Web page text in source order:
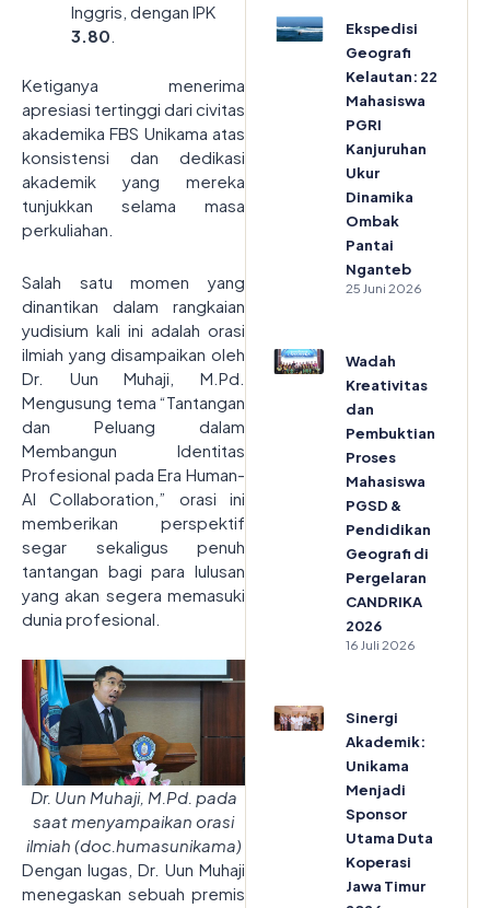
Inggris, dengan IPK
3.80
Ketiganya menerima
apresiasi tertinggi dari civitas
akademika FBS Unikama atas
konsistensi dan dedikasi
akademik yang mereka
tunjukkan selama masa
perkuliahan.
Salah satu momen yang
dinantikan dalam rangkaian
yudisium kali ini adalah orasi
ilmiah yang disampaikan oleh
Dr. Uun Muhaji, M.Pd.
Mengusung tema “Tantangan
dan Peluang dalam
Membangun Identitas
Profesional pada Era Human-
AI Collaboration,” orasi ini
memberikan perspektif
segar sekaligus penuh
tantangan bagi para lulusan
yang akan segera memasuki
dunia profesional.
Dr. Uun Muhaji, M.Pd. pada
saat menyampaikan orasi
ilmiah (doc.humasunikama)
Dengan lugas, Dr. Uun Muhaji
menegaskan sebuah premis
Ekspedisi
Geografi
Kelautan: 22
Mahasiswa
PGRI
Kanjuruhan
Ukur
Dinamika
Ombak
Pantai
Nganteb
25 Juni 2026
Wadah
Kreativitas
dan
Pembuktian
Proses
Mahasiswa
PGSD &
Pendidikan
Geografi di
Pergelaran
CANDRIKA
2026
16 Juli 2026
Sinergi
Akademik:
Unikama
Menjadi
Sponsor
Utama Duta
Koperasi
Jawa Timur